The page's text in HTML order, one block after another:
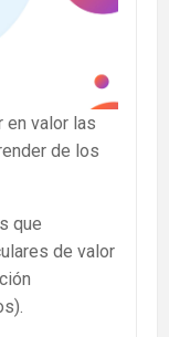
en valor las
de los
que
de valor